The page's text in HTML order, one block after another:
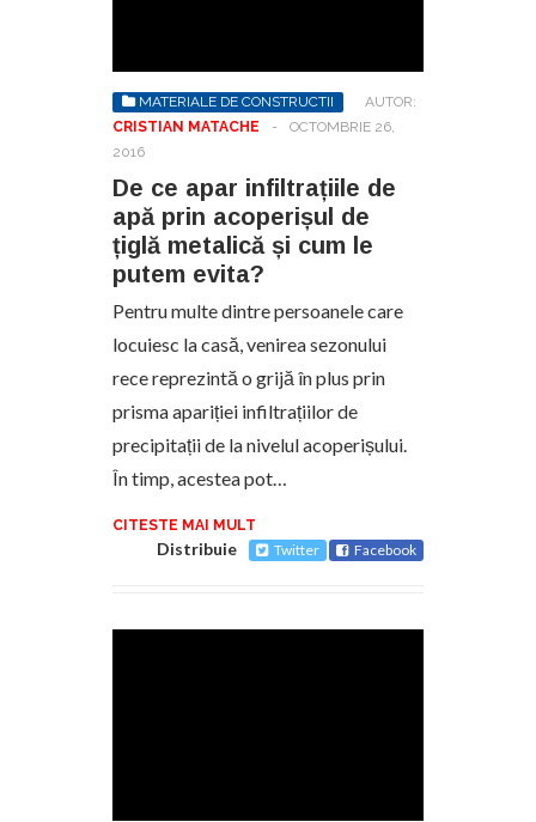
MATERIALE DE CONSTRUCTII
AUTOR:
CRISTIAN MATACHE
-
OCTOMBRIE 26,
2016
De ce apar infiltrațiile de
apă prin acoperișul de
țiglă metalică și cum le
putem evita?
Pentru multe dintre persoanele care
locuiesc la casă, venirea sezonului
rece reprezintă o grijă în plus prin
prisma apariției infiltrațiilor de
precipitații de la nivelul acoperișului.
În timp, acestea pot…
CITESTE MAI MULT
Distribuie Twitter Facebook